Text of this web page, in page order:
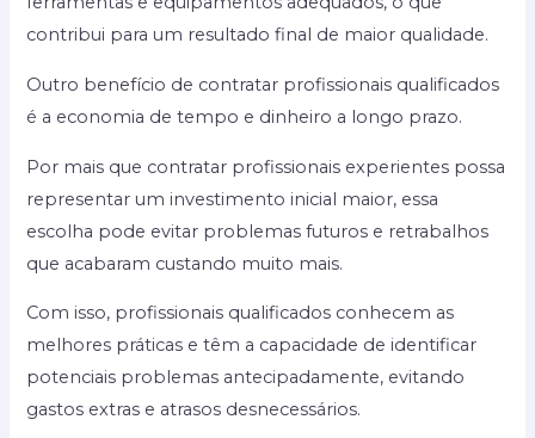
contribui para um resultado final de maior qualidade.
Outro benefício de contratar profissionais qualificados
é a economia de tempo e dinheiro a longo prazo.
Por mais que contratar profissionais experientes possa
representar um investimento inicial maior, essa
escolha pode evitar problemas futuros e retrabalhos
que acabaram custando muito mais.
Com isso, profissionais qualificados conhecem as
melhores práticas e têm a capacidade de identificar
potenciais problemas antecipadamente, evitando
gastos extras e atrasos desnecessários.